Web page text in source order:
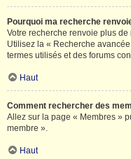
Pourquoi ma recherche
Votre recherche renvoie plus
Utilisez la « Recherche
termes utilisés et des forums
Haut
Comment rechercher des
Allez sur la page « Membres »
membre ».
Haut